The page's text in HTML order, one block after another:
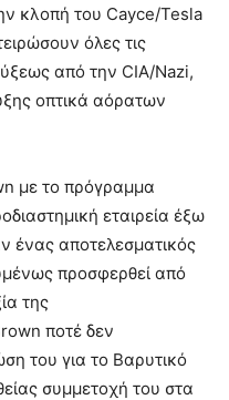
κλοπή του Cayce/Tesla
όλες τις
από την CIA/Nazi,
οπτικά αόρατων
με το πρόγραμμα
εταιρεία έξω
ένας αποτελεσματικός
προσφερθεί από
της
ποτέ δεν
του για το Βαρυτικό
συμμετοχή του στα